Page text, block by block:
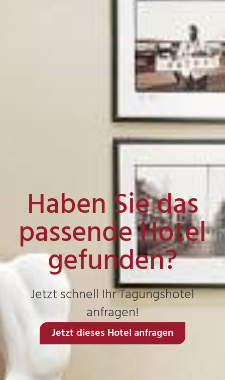
Haben Sie das
passende Hotel
gefunden?
Jetzt schnell Ihr Tagungshotel
anfragen!
Jetzt dieses Hotel anfragen